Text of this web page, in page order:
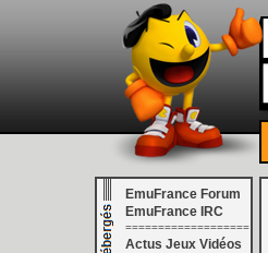
EmuFrance Forum
EmuFrance IRC
===================
Actus Jeux Vidéos